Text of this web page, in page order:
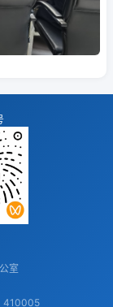
室
410005